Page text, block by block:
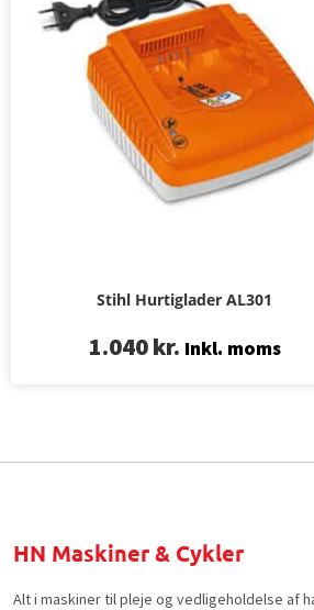
Stihl Hurtiglader AL301
1.040kr. Inkl. moms
HN Maskiner & Cykler
Alt i maskiner til pleje og vedligeholdelse af